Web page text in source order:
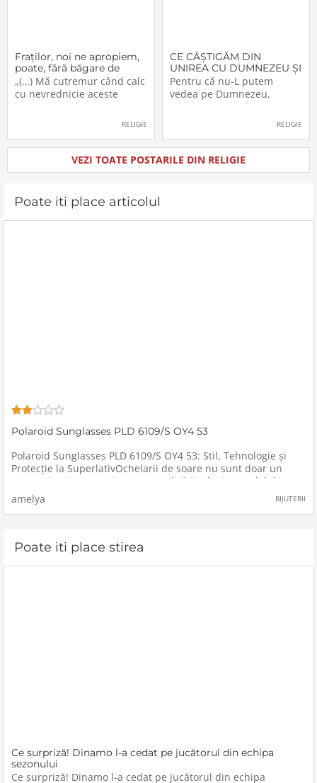
Fraţilor, noi ne apropiem,
poate, fără băgare de
seamă de aceşti «munţi»
„(…) Mă cutremur când calc
cu nevrednicie aceste
locuri pe unde au trecut
înaintaşii noştri. Şi cred că
postura aceasta. M-am
gândit, de multe ori, chiar
când mergeam pe
Beiuşului, prima
RELIGIE
CE CÂŞTIGĂM DIN
UNIREA CU DUMNEZEU ŞI
CU FRAŢII (V)
Pentru că nu-L putem
vedea pe Dumnezeu,
aceasta nu ne răpeşte
libertatea şi dreptul de a-L
înzestrat pe om, creatura
Sa, cu cinci simţuri. Ceea ce
nu vedem simţim, sau
RELIGIE
VEZI TOATE POSTARILE DIN RELIGIE
Poate iti place articolul
Polaroid Sunglasses PLD 6109/S OY4 53
Polaroid Sunglasses PLD 6109/S OY4 53: Stil, Tehnologie și
Protecție la SuperlativOchelarii de soare nu sunt doar un
accesoriu, ci o extensie a personalității tale, iar modelul
Polaroid Sunglasses PLD 6109/S OY4 53 îmbină perfect stilul
modern
amelya BIJUTERII
Poate iti place stirea
Ce surpriză! Dinamo l-a cedat pe jucătorul din echipa
sezonului
Ce surpriză! Dinamo l-a cedat pe jucătorul din echipa